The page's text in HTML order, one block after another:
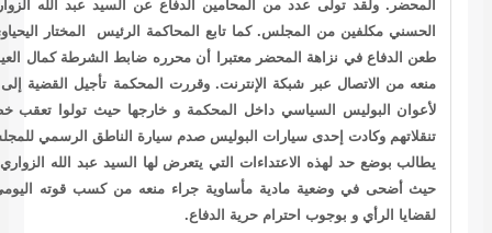
عن السيد عبد الله الزواري من بينهم الأستاذان محسن الربيع ومحمد نجيب
الرئيس المختار اليحياوي رئيس مركز استقلال القضاء و المحاماة. و لقد
ضابط الشرطة كمال العياشي افتعل الواقعة قصد التنكيل بالصحفي المذكور و
منعه من الاتصال عبر شبكة الإنترنت. وقررت المحكمة تأجيل القضية إلى 18 جويلية للتصريح بالحكم. كما سجل حضور مكثف
حيث تولوا تعقب خطى المحامين و ملاحقتهم بسيارات عديدة في كل
الناطق الرسمي للمجلس من الخلف عند عبوره لمنطقة قابس. إن المجلس
السيد عبد الله الزواري ويطالب باحترام حريته في التنقل والاتصال والشغل
من كسب قوته اليومي. كما يطالب بإيقاف مضايقة المحامين المباشرين